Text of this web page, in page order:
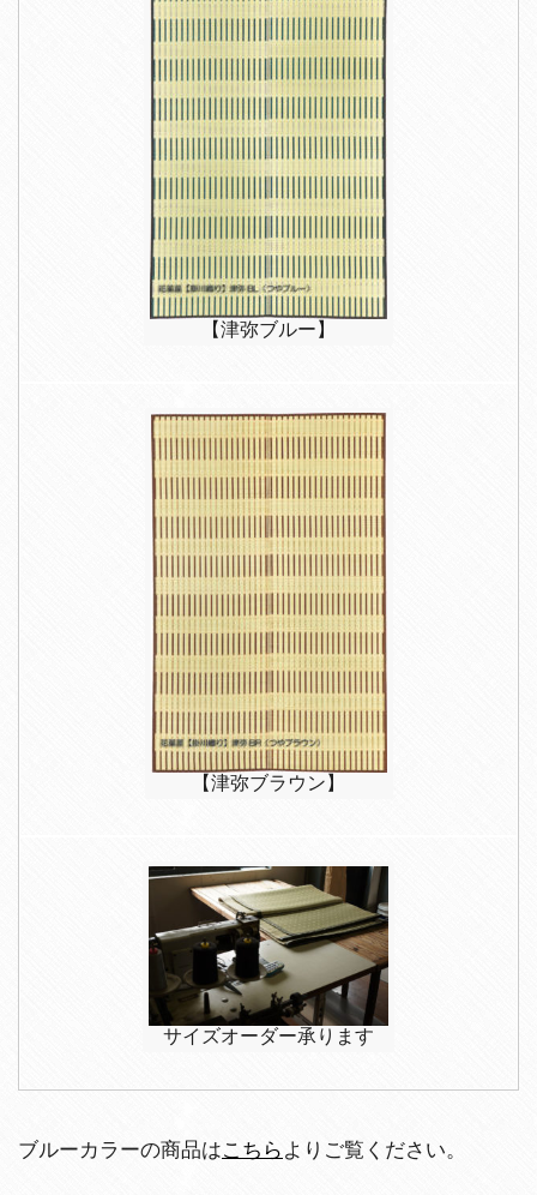
【津弥ブルー】
【津弥ブラウン】
サイズオーダー承ります
ブルーカラーの商品はこちら よりご覧ください。